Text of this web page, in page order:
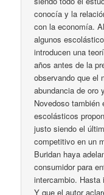
conocía y la
con la economía.
algunos
introducen una
años antes de la
observando que el
abundancia de oro
Novedoso también
escolásticos
justo siendo el
competitivo en un
Buridan haya
consumidor para
intercambio.
Y que el autor